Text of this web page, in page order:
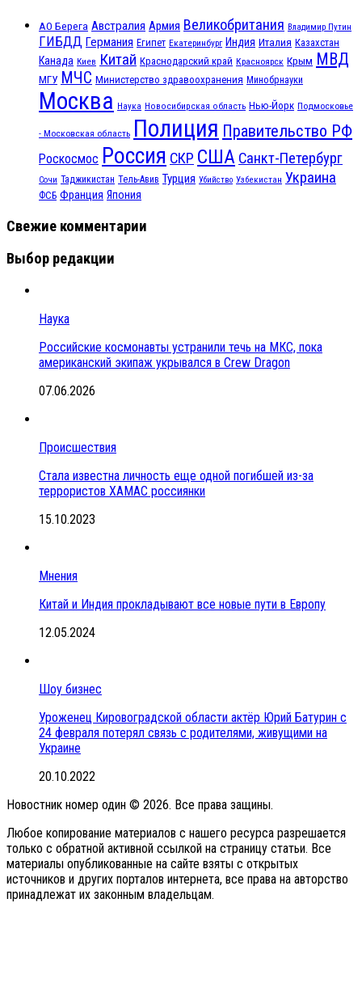
АО Берега Австралия Армия Великобритания Владимир Путин
ГИБДД Германия Египет Екатеринбург Индия Италия Казахстан
Канада Киев Китай Краснодарский край Красноярск Крым МВД
МГУ МЧС Министерство здравоохранения Минобрнауки
Москва Наука Новосибирская область Нью-Йорк Подмосковье
- Московская область Полиция Правительство РФ
Роскосмос Россия СКР США Санкт-Петербург
Сочи Таджикистан Тель-Авив Турция Убийство Узбекистан Украина
ФСБ Франция Япония
Свежие комментарии
Выбор редакции
Наука
Российские космонавты устранили течь на МКС, пока
американский экипаж укрывался в Crew Dragon
07.06.2026
Происшествия
Стала известна личность еще одной погибшей из-за
террористов ХАМАС россиянки
15.10.2023
Мнения
Китай и Индия прокладывают все новые пути в Европу
12.05.2024
Шоу бизнес
Уроженец Кировоградской области актёр Юрий Батурин с
24 февраля потерял связь с родителями, живущими на
Украине
20.10.2022
Новостник номер один © 2026. Все права защины.
Любое копирование материалов с нашего ресурса разрешается
только с обратной активной ссылкой на страницу статьи. Все
материалы опубликованные на сайте взяты с открытых
источников и других порталов интернета, все права на авторство
принадлежат их законным владельцам.